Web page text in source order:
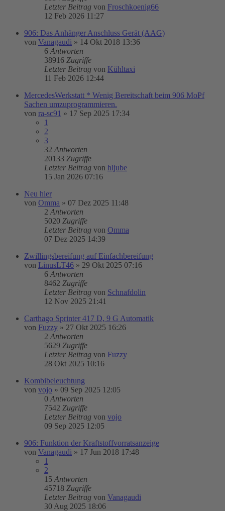
Letzter Beitrag von Froschkoenig66
12 Feb 2026 11:27
906: Das Anhänger Anschluss Gerät (AAG)
von Vanagaudi » 14 Okt 2018 13:36
6 Antworten
38916 Zugriffe
Letzter Beitrag von Kühltaxi
11 Feb 2026 12:44
MercedesWerkstatt * Wenig Bereitschaft beim 906 MoPf
Sachen umzuprogrammieren.
von ra-sc91 » 17 Sep 2025 17:34
1
2
3
32 Antworten
20133 Zugriffe
Letzter Beitrag von hljube
15 Jan 2026 07:16
Neu hier
von Omma » 07 Dez 2025 11:48
2 Antworten
5020 Zugriffe
Letzter Beitrag von Omma
07 Dez 2025 14:39
Zwillingsbereifung auf Einfachbereifung
von LinusLT46 » 29 Okt 2025 07:16
6 Antworten
8462 Zugriffe
Letzter Beitrag von Schnafdolin
12 Nov 2025 21:41
Carthago Sprinter 417 D, 9 G Automatik
von Fuzzy » 27 Okt 2025 16:26
2 Antworten
5629 Zugriffe
Letzter Beitrag von Fuzzy
28 Okt 2025 10:16
Kombibeleuchtung
von vojo » 09 Sep 2025 12:05
0 Antworten
7542 Zugriffe
Letzter Beitrag von vojo
09 Sep 2025 12:05
906: Funktion der Kraftstoffvorratsanzeige
von Vanagaudi » 17 Jun 2018 17:48
1
2
15 Antworten
45718 Zugriffe
Letzter Beitrag von Vanagaudi
30 Aug 2025 18:06